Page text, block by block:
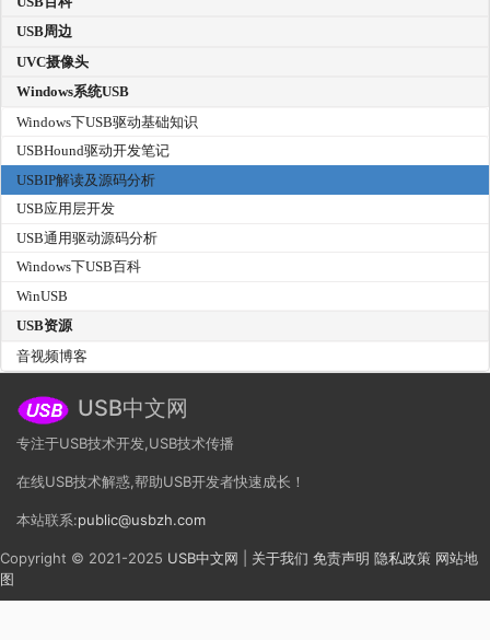
USB周边
UVC摄像头
Windows系统USB
Windows下USB驱动基础知识
USBHound驱动开发笔记
USBIP解读及源码分析
USB应用层开发
USB通用驱动源码分析
Windows下USB百科
WinUSB
USB资源
音视频博客
USB中文网
专注于USB技术开发,USB技术传播
在线USB技术解惑,帮助USB开发者快速成长！
本站联系:public@usbzh.com
Copyright © 2021-2025 USB中文网 关于我们 免责声明 隐私政策 网站地
图